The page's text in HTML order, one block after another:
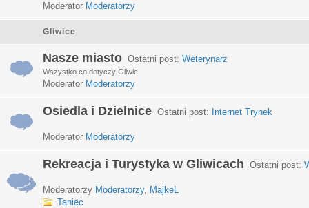
Moderator Moderatorzy
Gliwice
Nasze miasto Ostatni post: Weterynarz
Wszystko co dotyczy Gliwic
Moderator Moderatorzy
Osiedla i Dzielnice Ostatni post: Internet Trynek
Moderator Moderatorzy
Rekreacja i Turystyka w Gliwicach Ostatni post:
Moderatorzy Moderatorzy, MajkeL
Taniec